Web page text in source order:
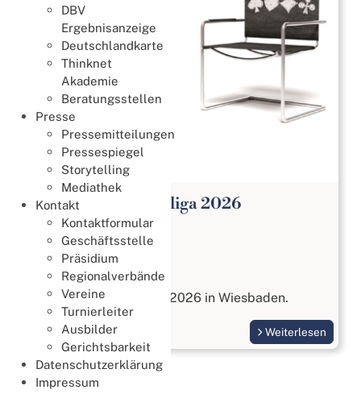
DBV
Ergebnisanzeige
Deutschlandkarte
Thinknet
Akademie
Beratungsstellen
Presse
Pressemitteilungen
Pressespiegel
Storytelling
Mediathek
Kontakt
Kontaktformular
Geschäftsstelle
Präsidium
Regionalverbände
Vereine
Turnierleiter
Ausbilder
Gerichtsbarkeit
Datenschutzerklärung
Impressum
Open Paar Bundesliga 2026
Meisterschaften
27. Juli 2026
Open Paar Liga
vom 17. bis 18. Oktober 2026 in Wiesbaden.
Weiterlesen